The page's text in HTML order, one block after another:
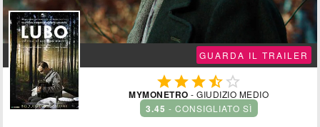
GUARDA IL TRAILER
 
MYMONETRO - GIUDIZIO MEDIO
3.45 - CONSIGLIATO SÌ